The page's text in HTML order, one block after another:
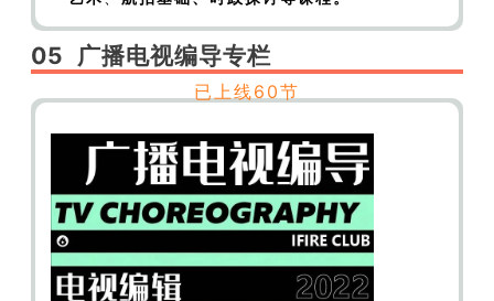
【编摄通识】大世界|人物|希特勒【编摄通识】
【编摄通识】大世界|人物|甘地 【编摄通
识】大世界|人物|马丁路德金【编摄通识】大世
界|人物|女权运动代表人物
05 广播电视编导专栏
已上线60节